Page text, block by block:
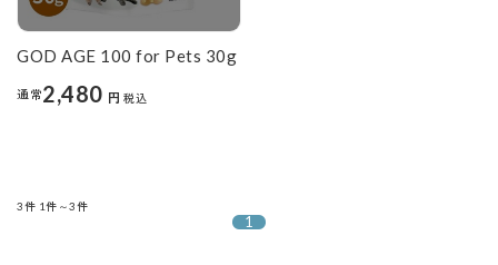
GOD AGE 100 for Pets 30g
通常2,480 円 税込
3件 1件～3件
1